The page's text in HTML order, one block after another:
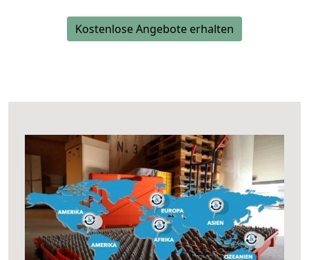
Kostenlose Angebote erhalten